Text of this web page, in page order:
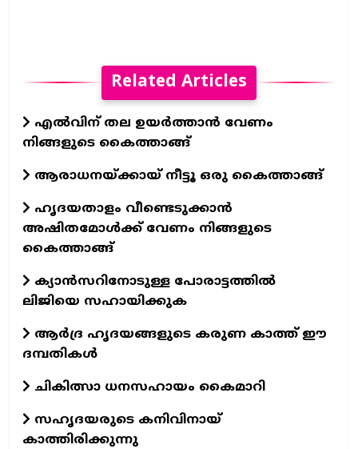
Related Articles
എൽവിന് തല ഉയർത്താൻ വേണം
നിങ്ങളുടെ കൈത്താങ്ങ്
ആരാധനയ്‌ക്കായ്‌ നീട്ടൂ ഒരു കൈത്താങ്ങ്‌
ഹൃദയതാളം വീണ്ടെടുക്കാന്‍
അഷിതമോള്‍ക്ക്‌ വേണം നിങ്ങളുടെ
കൈത്താങ്ങ്‌
ക്യാന്‍സറിനോടുള്ള പോരാട്ടത്തില്‍
ലിജിയെ സഹായിക്കുക
ആര്‍ദ്ര ഹൃദയങ്ങളുടെ കരുണ കാത്ത് ഈ
ദമ്പതികള്‍
ചികിത്സാ ധനസഹായം കൈമാറി
സഹൃദയരുടെ കനിവിനായ്
കാത്തിരിക്കുന്നു